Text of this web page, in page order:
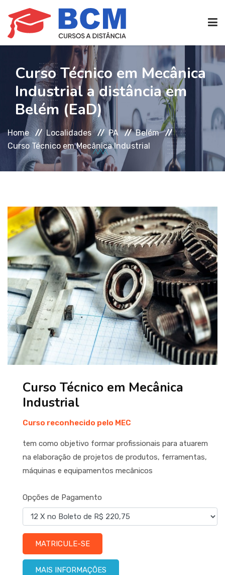
CURSOS TÉCNICOS(EAD)
EDIFICAÇÕES
SEG. TRABALHO
TRANS. IMOBILIÁRIAS(TTI)
Curso Técnico em Mecânica
Industrial a distância em
Belém (EaD)
Home Localidades PA
Belém
Curso Técnico em Mecânica Industrial
Curso Técnico em Mecânica
Industrial
Curso reconhecido pelo MEC
tem como objetivo formar profissionais para atuarem
na elaboração de projetos de produtos, ferramentas,
máquinas e equipamentos mecânicos
Opções de Pagamento
MATRICULE-SE
MAIS INFORMAÇÕES